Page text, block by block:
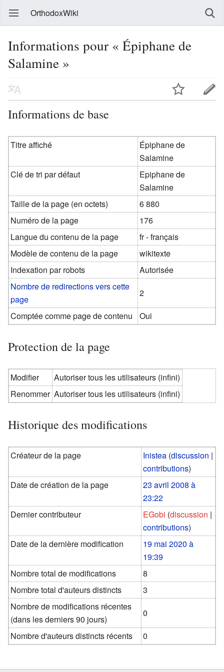
OrthodoxWiki
Informations pour « Épiphane de
Salamine »
Informations de base
Titre affiché
Épiphane de
Salamine
Clé de tri par défaut
Epiphane de
Salamine
Taille de la page (en octets)
6 880
Numéro de la page
176
Langue du contenu de la page
fr - français
Modèle de contenu de la page
wikitexte
Indexation par robots
Autorisée
Nombre de redirections vers cette
page
2
Comptée comme page de contenu
Oui
Protection de la page
Modifier
Autoriser tous les utilisateurs (infini)
Renommer Autoriser tous les utilisateurs (infini)
Historique des modifications
Créateur de la page Inistea (discussion |
contributions)
Date de création de la page
23 avril 2008 à
23:22
Dernier contributeur
EGobi (discussion |
contributions)
Date de la dernière modification
19 mai 2020 à
19:39
Nombre total de modifications
8
Nombre total d'auteurs distincts
3
Nombre de modifications récentes
(dans les derniers 90 jours)
0
Nombre d'auteurs distincts récents
0